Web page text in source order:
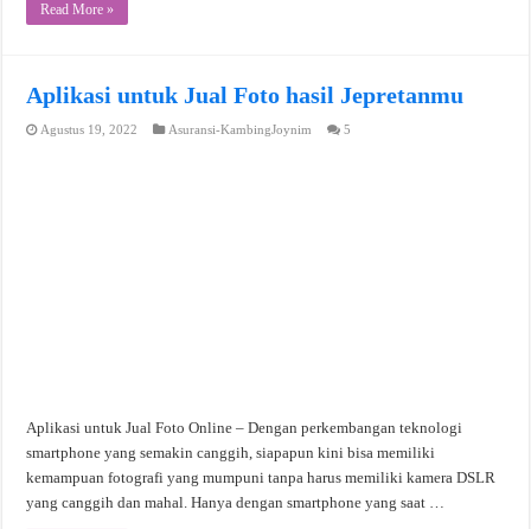
Read More »
Aplikasi untuk Jual Foto hasil Jepretanmu
Agustus 19, 2022 Asuransi-KambingJoynim 5
Aplikasi untuk Jual Foto Online – Dengan perkembangan teknologi
smartphone yang semakin canggih, siapapun kini bisa memiliki
kemampuan fotografi yang mumpuni tanpa harus memiliki kamera DSLR
yang canggih dan mahal. Hanya dengan smartphone yang saat …